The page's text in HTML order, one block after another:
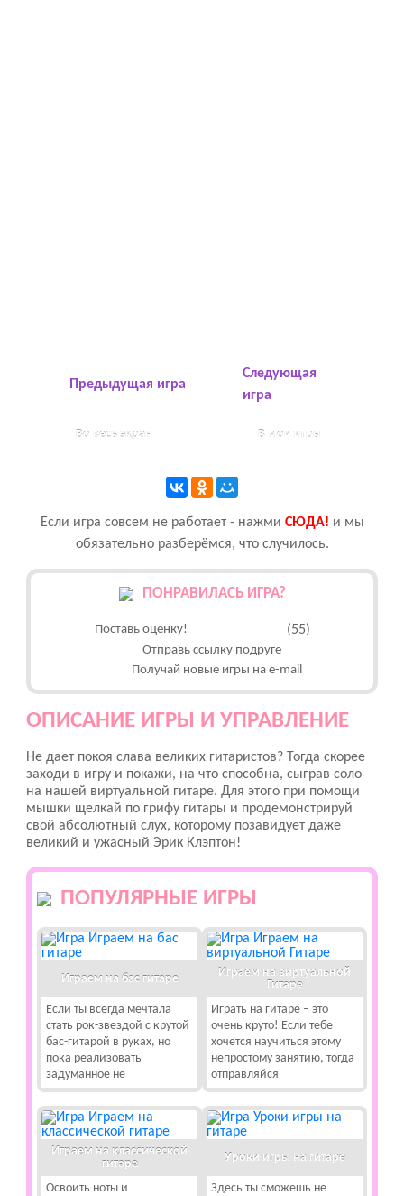
Предыдущая игра
Во весь экран В мои игры
Следующая
игра
Если игра совсем не работает - нажми CЮДА! и мы
обязательно разберёмся, что случилось.
ПОНРАВИЛАСЬ ИГРА?
Поставь оценку! (55)
Отправь ссылку подруге
Получай новые игры на e-mail
ОПИСАНИЕ ИГРЫ И УПРАВЛЕНИЕ
Не дает покоя слава великих гитаристов? Тогда скорее
заходи в игру и покажи, на что способна, сыграв соло
на нашей виртуальной гитаре. Для этого при помощи
мышки щелкай по грифу гитары и продемонстрируй
свой абсолютный слух, которому позавидует даже
великий и ужасный Эрик Клэптон!
ПОПУЛЯРНЫЕ ИГРЫ
Играем на бас гитаре
Если ты всегда мечтала
стать рок-звездой с крутой
бас-гитарой в руках, но
пока реализовать
задуманное не
Играем на виртуальной
Гитаре
Играть на гитаре – это
очень круто! Если тебе
хочется научиться этому
непростому занятию, тогда
отправляйся
Играем на классической
гитаре
Освоить ноты и
Уроки игры на гитаре
Здесь ты сможешь не